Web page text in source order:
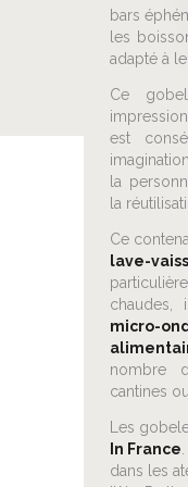
bars
les
adapté à
Ce
est
la
la
Ce
lave-
micro-
nombre
cantines
Les
In France
dans les